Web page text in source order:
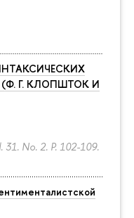
Г. КЛОПШТОК И
31. No. 2. P. 102-109.